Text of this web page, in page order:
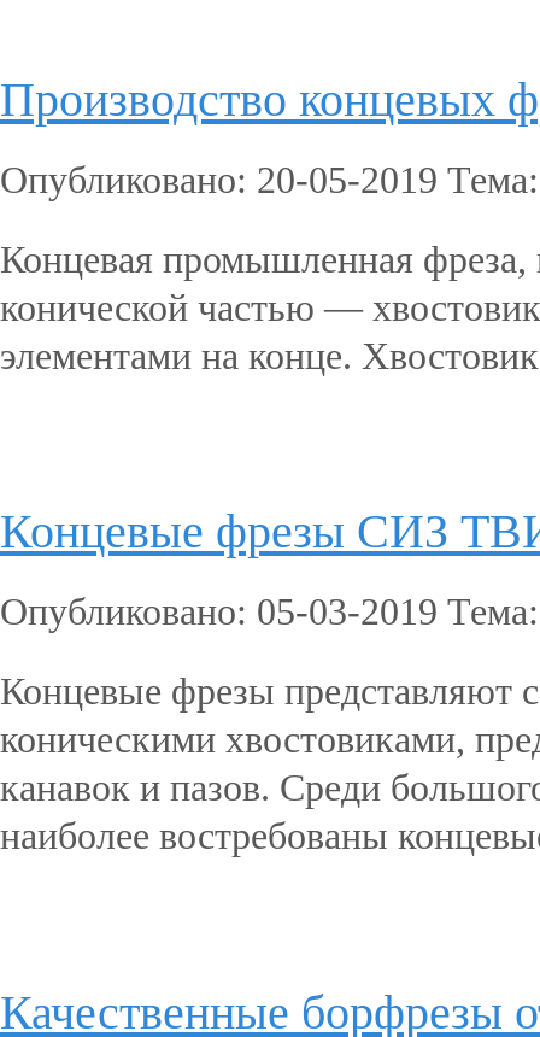
Производство концевых
Опубликовано: 20-05-2019
Концевая промышленная фреза,
конической частью —
элементами на конце.
Концевые фрезы СИЗ
Опубликовано: 05-03-2019
Концевые фрезы представляют
коническими хвостовиками,
канавок и пазов. Среди
наиболее востребованы
Качественные